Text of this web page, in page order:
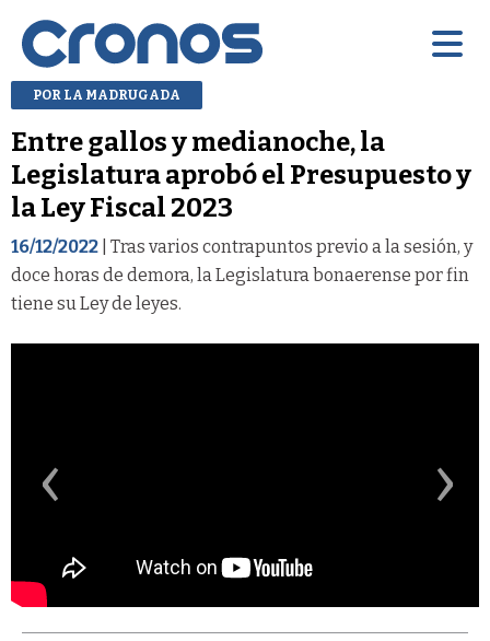
POR LA MADRUGADA
Entre gallos y medianoche, la
Legislatura aprobó el Presupuesto y
la Ley Fiscal 2023
16/12/2022 | Tras varios contrapuntos previo a la sesión, y
doce horas de demora, la Legislatura bonaerense por fin
tiene su Ley de leyes.
‹ ›